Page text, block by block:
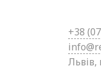
+38 (0
Львів,